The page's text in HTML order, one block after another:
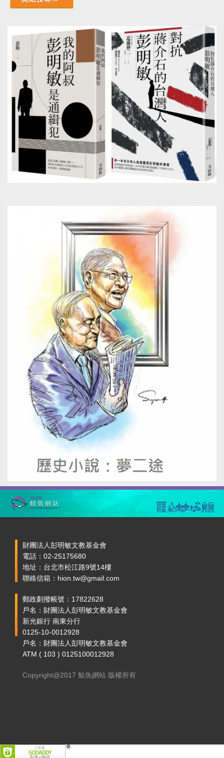
財團法人彭明敏文教基金會
電話：02-25175680
地址：台北市松江路9號14樓
聯絡信箱：hion.tw@gmail.com
郵政劃撥帳號：17822628
戶名：財團法人彭明敏文教基金會
新光銀行 南東分行
0125-10-0012928
戶名：財團法人彭明敏文教基金會
ATM ( 103 ) 0125100012928
Copyright@2017 鯨魚網站 版權所有